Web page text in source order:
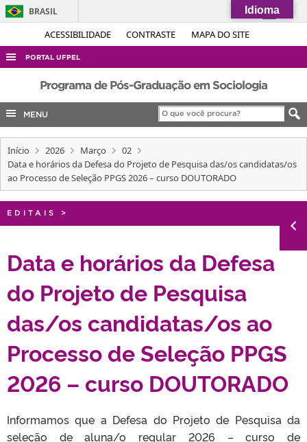
ACESSIBILIDADE CONTRASTE MAPA DO SITE
BRASIL
Simplifique!
Acesso à informação
Legislação
Canais
PORTAL UFPEL
ACESSO À INFORMAÇÃO
AUDITORIA
COBALTO
CONCURSOS
TELEFONES
Programa de Pós-Graduação em Sociologia
MENU
Início 2026 Março
02
Data e horários da Defesa do Projeto de Pesquisa das/os candidatas/os
ao Processo de Seleção PPGS 2026 – curso DOUTORADO
EDITAIS >
Data e horários da Defesa
do Projeto de Pesquisa
das/os candidatas/os ao
Processo de Seleção PPGS
2026 – curso DOUTORADO
Informamos que a Defesa do Projeto de Pesquisa da
seleção de aluna/o regular 2026 – curso de
Idioma